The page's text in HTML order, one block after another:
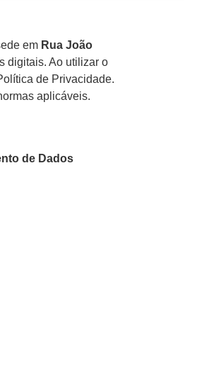
em Rua João
digitais. Ao utilizar o
de Privacidade.
aplicáveis.
de Dados